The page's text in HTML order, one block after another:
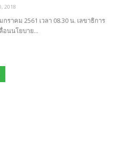
2018
ราคม 2561 เวลา 08.30 น. เลขาธิการ
อนนโยบาย...